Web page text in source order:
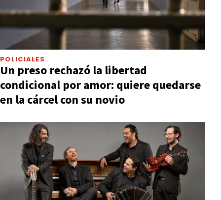
POLICIALES
Un preso rechazó la libertad
condicional por amor: quiere quedarse
en la cárcel con su novio